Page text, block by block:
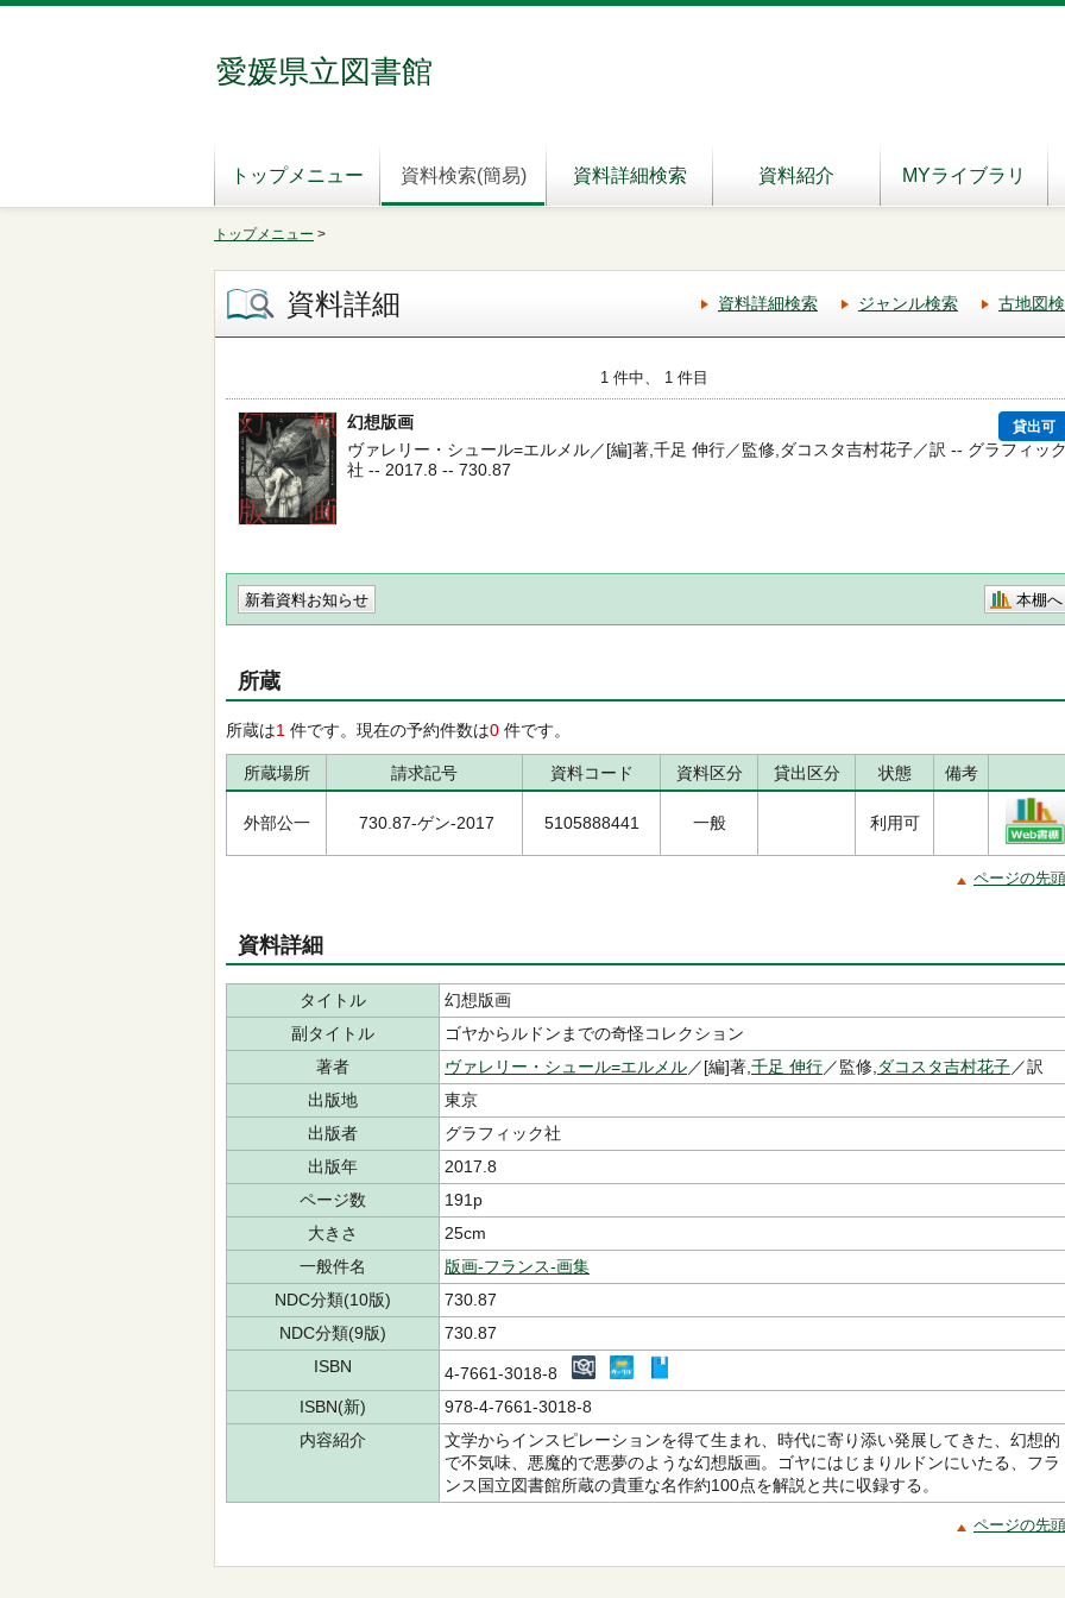
愛媛県立図書館
トップメニュー 資料検索(簡易) 資料詳細検索 資料紹介 MYライブラリ
トップメニュー >
資料詳細 資料詳細検索 ジャンル検索 古地図
1 件中、 1 件目
幻想版画 貸出可
ヴァレリー・シュール=エルメル／[編]著,千足 伸行／監修,ダコスタ吉村花子／訳 -- グラフィッ
社 -- 2017.8 -- 730.87
新着資料お知らせ 本棚へ
所蔵
所蔵は1 件です。現在の予約件数は0 件です。
所蔵場所 請求記号 資料コード 資料区分 貸出区分 状態 備考
外部公一 730.87-ゲン-2017 5105888441 一般 利用可
ページの先
資料詳細
タイトル
幻想版画
副タイトル
ゴヤからルドンまでの奇怪コレクション
著者
ヴァレリー・シュール=エルメル／[編]著, 千足 伸行／監修, ダコスタ吉村花子／訳
出版地
東京
出版者
グラフィック社
出版年
2017.8
ページ数
191p
大きさ
25cm
一般件名
版画-フランス-画集
NDC分類(10版)
730.87
NDC分類(9版)
730.87
ISBN
4-7661-3018-8
ISBN(新)
978-4-7661-3018-8
内容紹介
文学からインスピレーションを得て生まれ、時代に寄り添い発展してきた、幻想的
で不気味、悪魔的で悪夢のような幻想版画。ゴヤにはじまりルドンにいたる、フラ
ンス国立図書館所蔵の貴重な名作約100点を解説と共に収録する。
ページの先